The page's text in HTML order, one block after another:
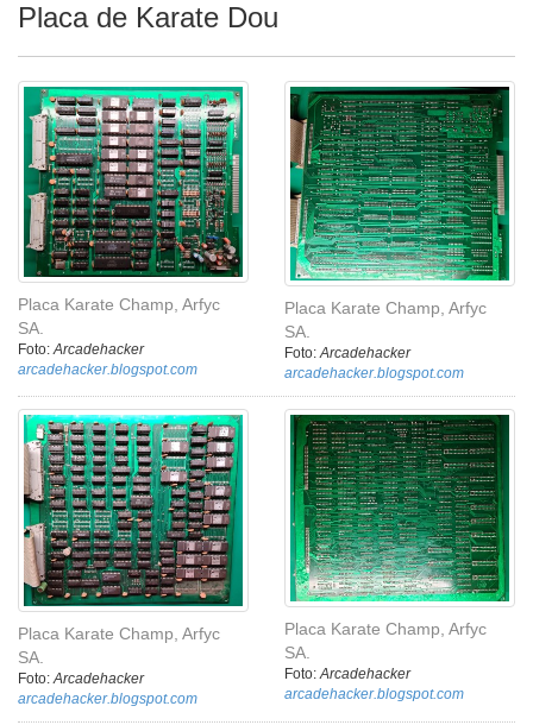
Placa de Karate Dou
Placa Karate Champ, Arfyc
SA.
Foto:Arcadehacker
arcadehacker.blogspot.com
Placa Karate Champ, Arfyc
SA.
Foto:Arcadehacker
arcadehacker.blogspot.com
Placa Karate Champ, Arfyc
SA.
Foto:Arcadehacker
arcadehacker.blogspot.com
Placa Karate Champ, Arfyc
SA.
Foto: Arcadehacker
arcadehacker.blogspot.com